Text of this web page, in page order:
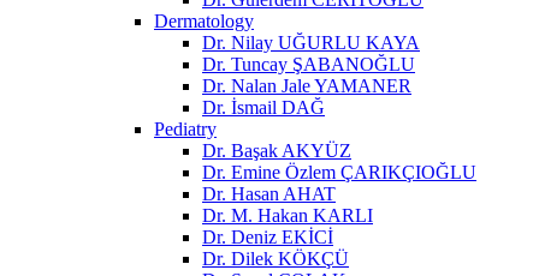
Dermatology
Dr. Nilay UĞURLU KAYA
Dr. Tuncay ŞABANOĞLU
Dr. Nalan Jale YAMANER
Dr. İsmail DAĞ
Pediatry
Dr. Başak AKYÜZ
Dr. Emine Özlem ÇARIKÇIOĞLU
Dr. Hasan AHAT
Dr. M. Hakan KARLI
Dr. Deniz EKİCİ
Dr. Dilek KÖKÇÜ